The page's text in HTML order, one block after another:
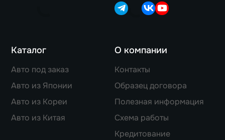
Каталог
Авто под заказ
Авто из Японии
Авто из Кореи
Авто из Китая
О компании
Контакты
Образец договора
Полезная информация
Схема работы
Кредитование